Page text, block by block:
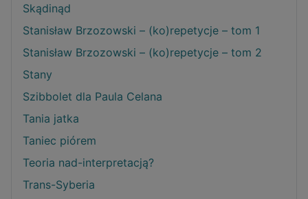
Skądinąd
Stanisław Brzozowski – (ko)repetycje – tom 1
Stanisław Brzozowski – (ko)repetycje – tom 2
Stany
Szibbolet dla Paula Celana
Tania jatka
Taniec piórem
Teoria nad-interpretacją?
Trans-Syberia